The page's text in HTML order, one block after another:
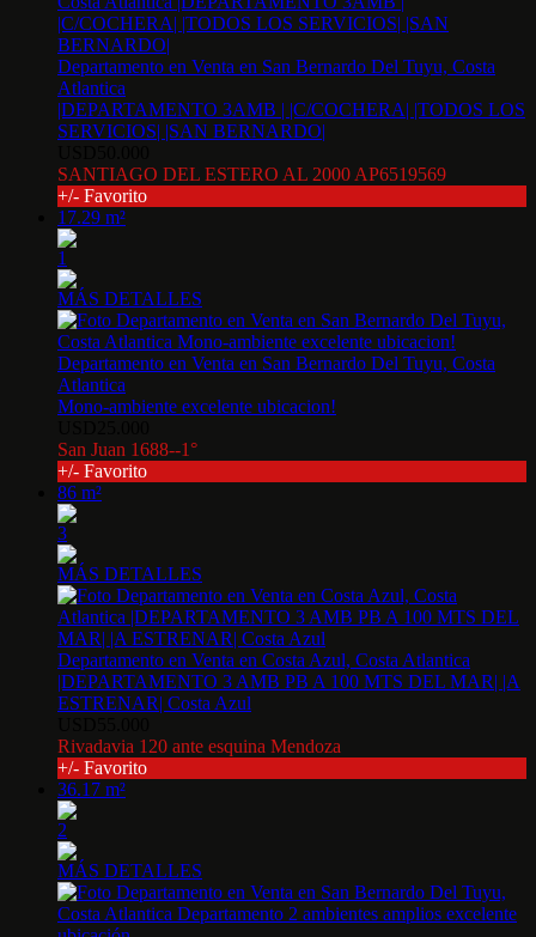
Departamento en Venta en San Bernardo Del Tuyu, Costa
Atlantica
|DEPARTAMENTO 3AMB | |C/COCHERA| |TODOS LOS
SERVICIOS| |SAN BERNARDO|
SANTIAGO DEL ESTERO AL 2000 AP6519569
+/- Favorito
17.29 m²
1
MÁS DETALLES
Departamento en Venta en San Bernardo Del Tuyu, Costa
Atlantica
Mono-ambiente excelente ubicacion!
San Juan 1688--1°
+/- Favorito
86 m²
3
MÁS DETALLES
Departamento en Venta en Costa Azul, Costa Atlantica
|DEPARTAMENTO 3 AMB PB A 100 MTS DEL MAR| |A
ESTRENAR| Costa Azul
Rivadavia 120 ante esquina Mendoza
+/- Favorito
36.17 m²
2
MÁS DETALLES